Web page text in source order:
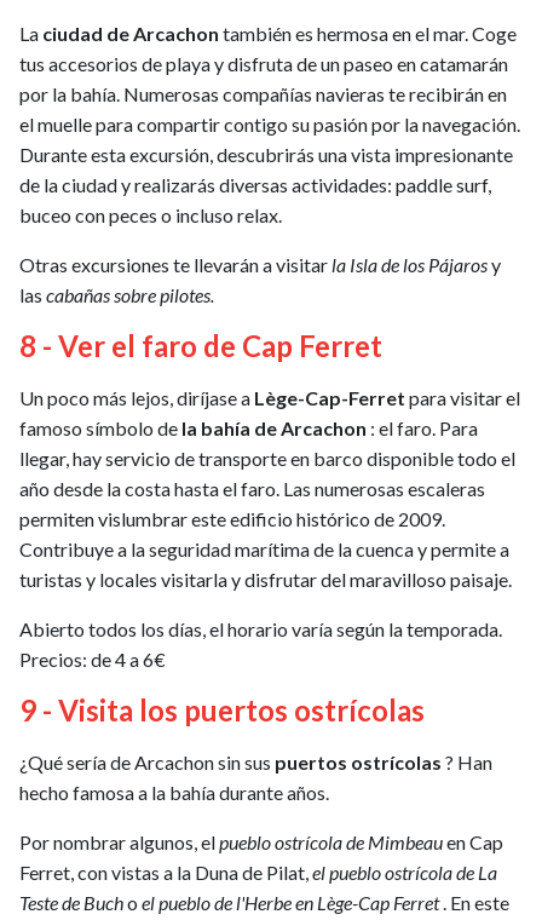
La ciudad de Arcachon también es hermosa en el mar. Coge
tus accesorios de playa y disfruta de un paseo en catamarán
por la bahía. Numerosas compañías navieras te recibirán en
el muelle para compartir contigo su pasión por la navegación.
Durante esta excursión, descubrirás una vista impresionante
de la ciudad y realizarás diversas actividades: paddle surf,
buceo con peces o incluso relax.
Otras excursiones te llevarán a visitar la Isla de los Pájarosy
las cabañas sobre pilotes.
8 - Ver el faro de Cap Ferret
Un poco más lejos, diríjase a Lège-Cap-Ferret para visitar el
famoso símbolo de la bahía de Arcachon : el faro. Para
llegar, hay servicio de transporte en barco disponible todo el
año desde la costa hasta el faro. Las numerosas escaleras
permiten vislumbrar este edificio histórico de 2009.
Contribuye a la seguridad marítima de la cuenca y permite a
turistas y locales visitarla y disfrutar del maravilloso paisaje.
Abierto todos los días, el horario varía según la temporada.
Precios: de 4 a 6€
9 - Visita los puertos ostrícolas
¿Qué sería de Arcachon sin sus puertos ostrícolas ? Han
hecho famosa a la bahía durante años.
Por nombrar algunos, elpueblo ostrícola de Mimbeauen Cap
Ferret, con vistas a la Duna de Pilat, el pueblo ostrícola de La
Teste de Bucho el pueblo de l'Herbe en Lège-Cap Ferret. En este